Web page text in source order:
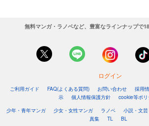
無料マンガ・ラノベなど、豊富なラインナップで
ログイン
ご利用ガイド FAQ(よくある質問) お問い合わせ 採用
示
個人情報保護方針
cookie等ポリ
少年・青年マンガ
少女・女性マンガ ラノベ 小説・文芸
真集
TL BL